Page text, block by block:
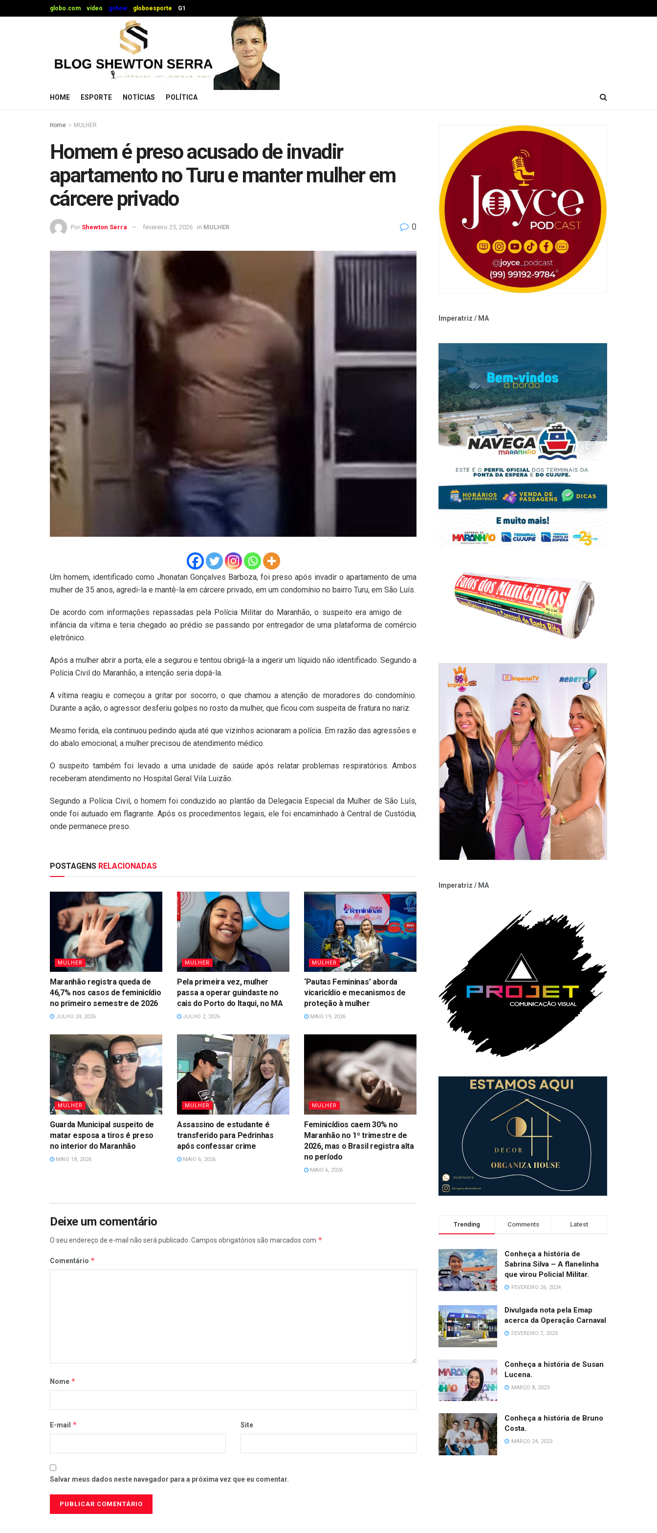
globo.com vídeo gshow globoesporte G1
HOME ESPORTE NOTÍCIAS POLÍTICA
Home MULHER
Homem é preso acusado de invadir
apartamento no Turu e manter mulher em
cárcere privado
Por Shewton Serra fevereiro 25, 2026 in MULHER 0
Um homem, identificado como Jhonatan Gonçalves Barboza, foi preso após invadir o apartamento de uma
mulher de 35 anos, agredi-la e mantê-la em cárcere privado, em um condomínio no bairro Turu, em São Luís.
De acordo com informações repassadas pela Polícia Militar do Maranhão, o suspeito era amigo de
infância da vítima e teria chegado ao prédio se passando por entregador de uma plataforma de comércio
eletrônico.
Após a mulher abrir a porta, ele a segurou e tentou obrigá-la a ingerir um líquido não identificado. Segundo a
Polícia Civil do Maranhão, a intenção seria dopá-la.
A vítima reagiu e começou a gritar por socorro, o que chamou a atenção de moradores do condomínio.
Durante a ação, o agressor desferiu golpes no rosto da mulher, que ficou com suspeita de fratura no nariz.
Mesmo ferida, ela continuou pedindo ajuda até que vizinhos acionaram a polícia. Em razão das agressões e
do abalo emocional, a mulher precisou de atendimento médico.
O suspeito também foi levado a uma unidade de saúde após relatar problemas respiratórios. Ambos
receberam atendimento no Hospital Geral Vila Luizão.
Segundo a Polícia Civil, o homem foi conduzido ao plantão da Delegacia Especial da Mulher de São Luís,
onde foi autuado em flagrante. Após os procedimentos legais, ele foi encaminhado à Central de Custódia,
onde permanece preso.
POSTAGENS RELACIONADAS
MULHER
Maranhão registra queda de
46,7% nos casos de feminicídio
no primeiro semestre de 2026
JULHO 24, 2026
MULHER
Pela primeira vez, mulher
passa a operar guindaste no
cais do Porto do Itaqui, no MA
JULHO 2, 2026
MULHER
‘Pautas Femininas’ aborda
vicaricídio e mecanismos de
proteção à mulher
MAIO 19, 2026
MULHER
Guarda Municipal suspeito de
matar esposa a tiros é preso
no interior do Maranhão
MAIO 18, 2026
MULHER
Assassino de estudante é
transferido para Pedrinhas
após confessar crime
MAIO 6, 2026
MULHER
Feminicídios caem 30% no
Maranhão no 1º trimestre de
2026, mas o Brasil registra alta
no período
MAIO 6, 2026
Deixe um comentário
O seu endereço de e-mail não será publicado. Campos obrigatórios são marcados com *
Comentário *
Nome *
E-mail * Site
Salvar meus dados neste navegador para a próxima vez que eu comentar.
Imperatriz / MA
Imperatriz / MA
Trending Comments Latest
Conheça a história de
Sabrina Silva – A flanelinha
que virou Policial Militar.
FEVEREIRO 26, 2024
Divulgada nota pela Emap
acerca da Operação Carnaval
FEVEREIRO 7, 2025
Conheça a história de Susan
Lucena.
MARÇO 8, 2023
Conheça a história de Bruno
Costa.
MARÇO 24, 2023